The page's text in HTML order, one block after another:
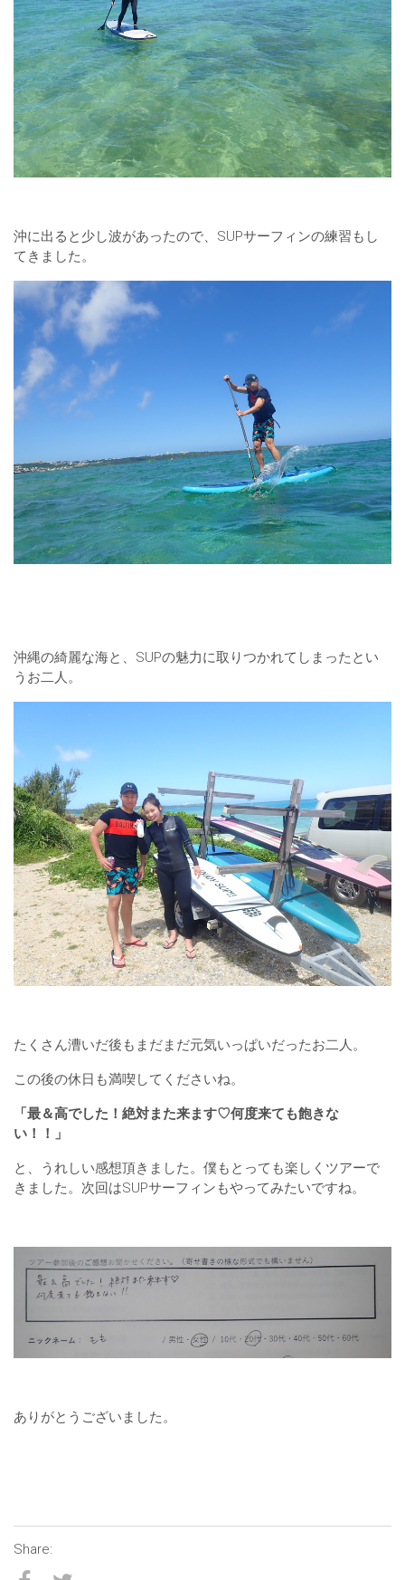
沖に出ると少し波があったので、SUPサーフィンの練習もし
てきました。
沖縄の綺麗な海と、SUPの魅力に取りつかれてしまったとい
うお二人。
たくさん漕いだ後もまだまだ元気いっぱいだったお二人。
この後の休日も満喫してくださいね。
「最＆高でした！絶対また来ます♡何度来ても飽きな
い！！」
と、うれしい感想頂きました。僕もとっても楽しくツアーで
きました。次回はSUPサーフィンもやってみたいですね。
ありがとうございました。